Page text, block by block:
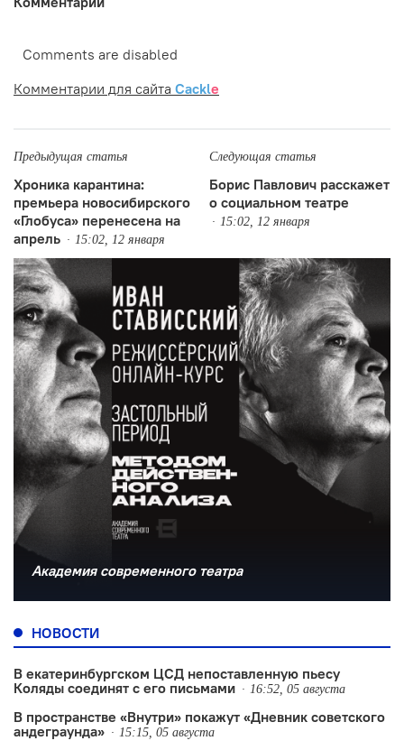
Comments are disabled
Комментарии для сайта Cackle
Предыдущая статья
Хроника карантина:
премьера новосибирского
«Глобуса» перенесена на
апрель
15:02, 12 января
Следующая статья
Борис Павлович расскажет
о социальном театре
15:02, 12 января
Академия современного театра
НОВОСТИ
В екатеринбургском ЦСД непоставленную пьесу
Коляды соединят с его письмами
16:52, 05 августа
В пространстве «Внутри» покажут «Дневник советского
андеграунда»
15:15, 05 августа